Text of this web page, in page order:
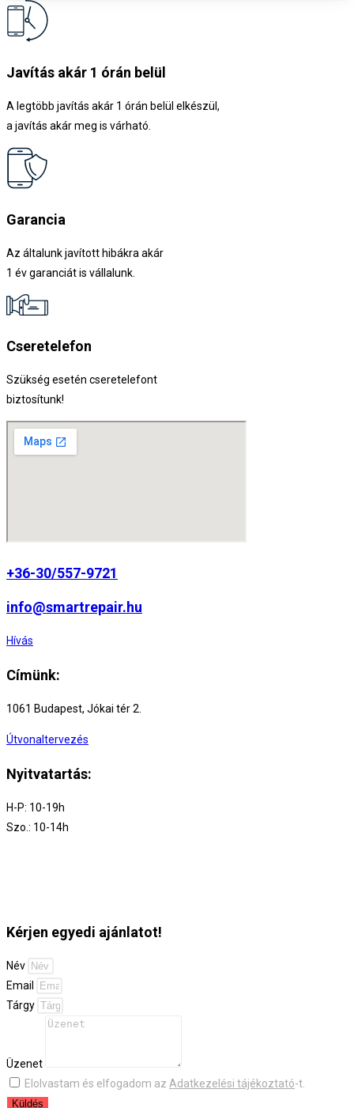
Javítás akár 1 órán belül
A legtöbb javítás akár 1 órán belül elkészül,
a javítás akár meg is várható.
Garancia
Az általunk javított hibákra akár
1 év garanciát is vállalunk.
Cseretelefon
Szükség esetén cseretelefont
biztosítunk!
+36-30/557-9721
info@smartrepair.hu
Hívás
Címünk:
1061 Budapest, Jókai tér 2.
Útvonaltervezés
Nyitvatartás:
H-P: 10-19h
Szo.: 10-14h
Kérjen egyedi ajánlatot!
Név
Email
Tárgy
Üzenet
Elolvastam és elfogadom az Adatkezelési tájékoztató-t.
Küldés